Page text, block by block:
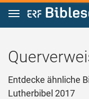
Zum Inhalt springen
Entdecke ähnliche
Lutherbibel 2017